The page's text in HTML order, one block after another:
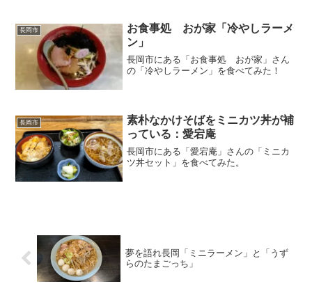
長岡市
お食事処 おが家「冷やしラーメ
ン」
長岡市にある「お食事処 おが家」さん
の「冷やしラーメン」を食べてみた！
長岡市
素朴なかけそばをミニカツ丼が補
っている：愛宕庵
長岡市にある「愛宕庵」さんの「ミニカ
ツ丼セット」を食べてみた。
夢を語れ長岡「ミニラーメン」と「うず
らのたまごっち」